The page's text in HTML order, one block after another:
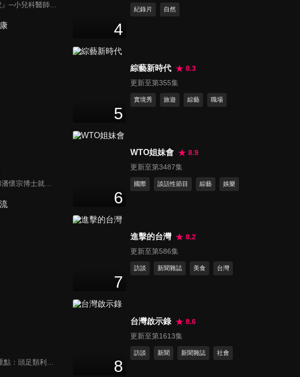
跟著詹姆士和潘懷宗博士就能輕鬆學料理！只是品嚐美食之餘，身體健康也要懂得把關，每集都會傳授生活健康資訊，破除一般飲食迷思，讓大家吃得美味、活得健康！
頭足類 挑選重點：頭足類利用清洗時去除內臟可以降低膽固醇的攝取。挑選雙眼清澈明亮，眼球稍微凸出，肉質結實有彈性為佳。身體具透明感，觸腕或是吸盤一碰到活體就會吸附住便是新鮮的。
47
第878集 誰能懂我的痛，疾病
讓你有苦說不出？！
天94愛做這些？！
第880集 年輕人別猖狂，這些
第881集 醫院亂象連環爆，誇
張現象無奇不有？！
47
第883集 千萬別疏忽！一定要
懂得手術決勝關鍵？！
4
紀錄片 自然
5
綜藝新時代
8.3
更新至第355集
實境秀 旅遊 綜藝 職場
6
WTO姐妹會
8.9
更新至第3487集
國際 談話性節目 綜藝 娛樂
7
進擊的台灣
8.2
更新至第586集
訪談 新聞雜誌 美食 台灣
8
台灣啟示錄
8.6
更新至第1613集
訪談 新聞 新聞雜誌 社會